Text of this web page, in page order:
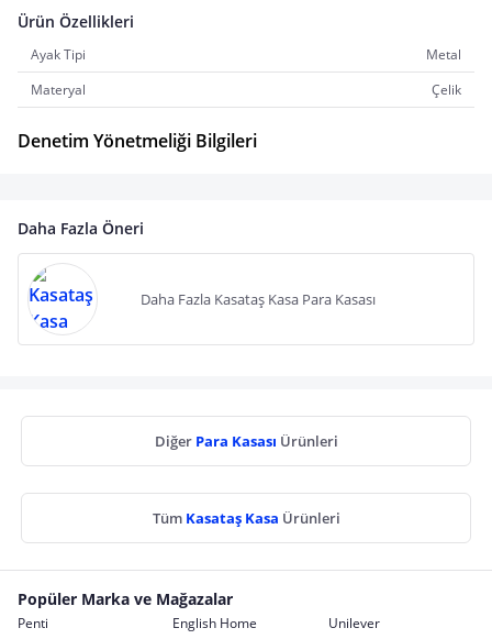
Ürün Özellikleri
Ayak Tipi
Metal
Materyal
Çelik
Denetim Yönetmeliği Bilgileri
Daha Fazla Öneri
Daha Fazla Kasataş Kasa Para Kasası
Diğer Para Kasası Ürünleri
Tüm Kasataş Kasa Ürünleri
Popüler Marka ve Mağazalar
Penti English Home
Unilever